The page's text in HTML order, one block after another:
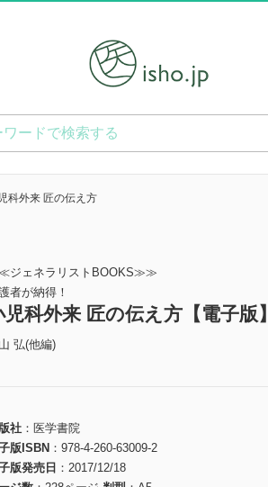
科外来 匠の伝え方
ェネラリストBOOKS≫≫
者が納得！
児科外来 匠の伝え方【電子版】
弘(他編)
社
医学書院
版ISBN
978-4-260-63009-2
版発売日
2017/12/18